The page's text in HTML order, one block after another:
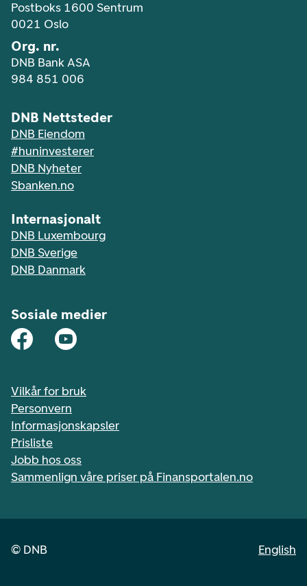
Postboks 1600 Sentrum
0021 Oslo
Org. nr.
DNB Bank ASA
984 851 006
DNB Nettsteder
DNB Eiendom
#huninvesterer
DNB Nyheter
Sbanken.no
Internasjonalt
DNB Luxembourg
DNB Sverige
DNB Danmark
Sosiale medier
Vilkår for bruk
Personvern
Informasjonskapsler
Prisliste
Jobb hos oss
Sammenlign våre priser på Finansportalen.no
© DNB English